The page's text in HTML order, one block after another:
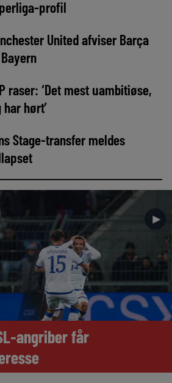
profil
United afviser Barça
raser: ‘Det mest uambitiøse,
har hørt’
Stage-transfer meldes
►
angriber får